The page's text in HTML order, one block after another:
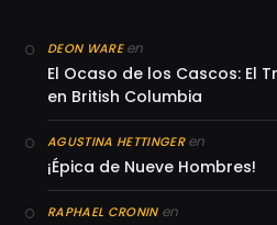
DEON WAREen
El Ocaso de los Cascos: El
en British Columbia
AGUSTINA HETTINGERen
¡Épica de Nueve Hombres!
RAPHAEL CRONINen